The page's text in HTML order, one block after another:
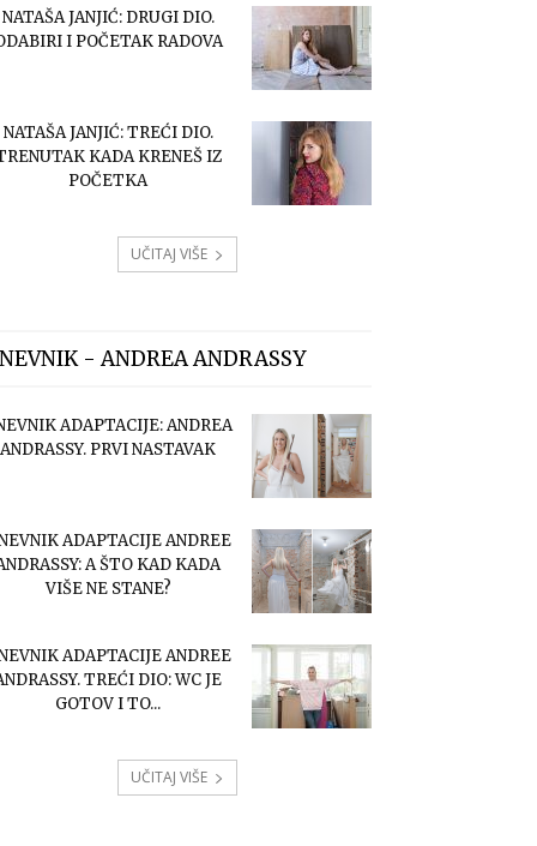
NATAŠA JANJIĆ: DRUGI DIO.
I POČETAK RADOVA
NATAŠA JANJIĆ: TREĆI DIO.
KADA KRENEŠ IZ
POČETKA
UČITAJ VIŠE
- ANDREA ANDRASSY
ADAPTACIJE: ANDREA
ANDRASSY. PRVI NASTAVAK
ADAPTACIJE ANDREE
A ŠTO KAD KADA
VIŠE NE STANE?
ADAPTACIJE ANDREE
TREĆI DIO: WC JE
GOTOV I TO...
UČITAJ VIŠE